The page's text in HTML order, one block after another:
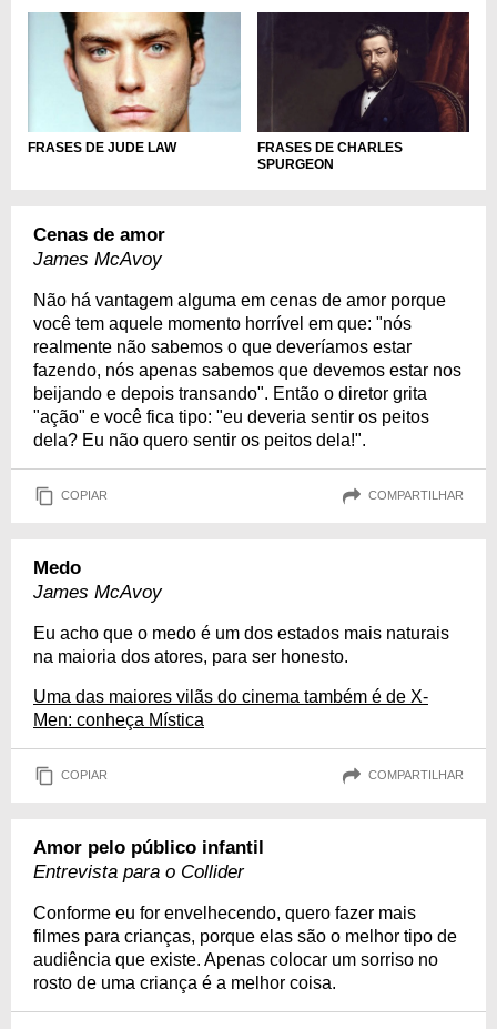
FRASES DE JUDE LAW
FRASES DE CHARLES
SPURGEON
Cenas de amor
James McAvoy
Não há vantagem alguma em cenas de amor porque
você tem aquele momento horrível em que: "nós
realmente não sabemos o que deveríamos estar
fazendo, nós apenas sabemos que devemos estar nos
beijando e depois transando". Então o diretor grita
"ação" e você fica tipo: "eu deveria sentir os peitos
dela? Eu não quero sentir os peitos dela!".
COPIAR COMPARTILHAR
Medo
James McAvoy
Eu acho que o medo é um dos estados mais naturais
na maioria dos atores, para ser honesto.
Uma das maiores vilãs do cinema também é de X-
Men: conheça Mística
COPIAR COMPARTILHAR
Amor pelo público infantil
Entrevista para o Collider
Conforme eu for envelhecendo, quero fazer mais
filmes para crianças, porque elas são o melhor tipo de
audiência que existe. Apenas colocar um sorriso no
rosto de uma criança é a melhor coisa.